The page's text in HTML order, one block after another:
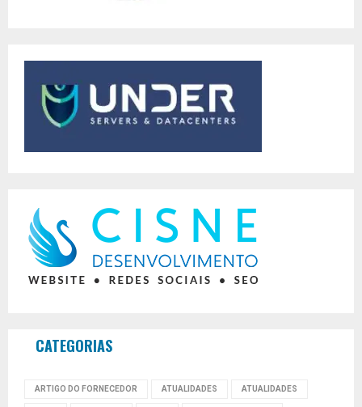
CATEGORIAS
ARTIGO DO FORNECEDOR ATUALIDADES ATUALIDADES